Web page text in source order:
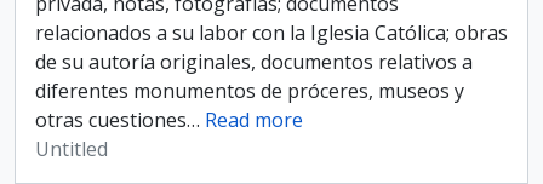
relacionados a su labor con la Iglesia Católica; obras
de su autoría originales, documentos relativos a
diferentes monumentos de próceres, museos y
otras cuestiones… Read more
Untitled